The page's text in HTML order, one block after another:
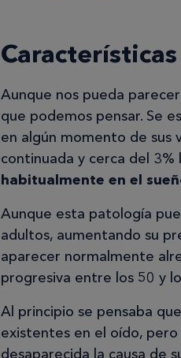
Aunque nos pueda
que podemos pensar. Se
en algún momento de sus
continuada y cerca del
habitualmente en el
Aunque esta patología
adultos, aumentando su
aparecer normalmente
progresiva entre los 50 y
Al principio se pensaba
existentes en el oído, pero
desaparecida la causa de